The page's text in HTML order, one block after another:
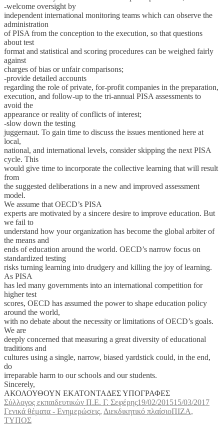
-welcome oversight by
independent international monitoring teams which can observe the
administration
of PISA from the conception to the execution, so that questions
about test
format and statistical and scoring procedures can be weighed fairly
against
charges of bias or unfair comparisons;
-provide detailed accounts
regarding the role of private, for-profit companies in the preparation,
execution, and follow-up to the tri-annual PISA assessments to
avoid the
appearance or reality of conflicts of interest;
-slow down the testing
juggernaut. To gain time to discuss the issues mentioned here at
local,
national, and international levels, consider skipping the next PISA
cycle. This
would give time to incorporate the collective learning that will result
from
the suggested deliberations in a new and improved assessment
model.
We assume that OECD’s PISA
experts are motivated by a sincere desire to improve education. But
we fail to
understand how your organization has become the global arbiter of
the means and
ends of education around the world. OECD’s narrow focus on
standardized testing
risks turning learning into drudgery and killing the joy of learning.
As PISA
has led many governments into an international competition for
higher test
scores, OECD has assumed the power to shape education policy
around the world,
with no debate about the necessity or limitations of OECD’s goals.
We are
deeply concerned that measuring a great diversity of educational
traditions and
cultures using a single, narrow, biased yardstick could, in the end,
do
irreparable harm to our schools and our students.
Sincerely,
ΑΚΟΛΟΥΘΟΥΝ ΕΚΑΤΟΝΤΑΔΕΣ ΥΠΟΓΡΑΦΕΣ
Συντάκτης
Σύλλογος εκπαιδευτικών Π.Ε. Γ. ΣεφέρηςΔημοσιεύτηκε
την
19/02/201515/03/2017
Γενικά θέματα - Ενημερώσεις, Διεκδικητικό πλαίσιοΕτικέτες
ΠΙΖΑ,
ΤΥΠΟΣ